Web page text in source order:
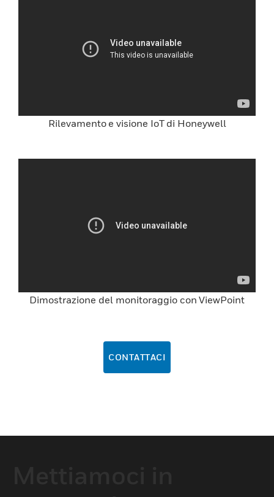
Rilevamento e visione IoT di Honeywell
Dimostrazione del monitoraggio con ViewPoint
CONTATTACI